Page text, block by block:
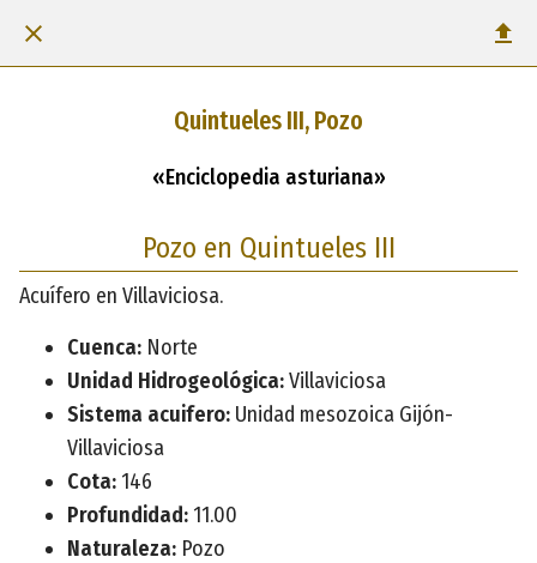
Quintueles III, Pozo
«Enciclopedia asturiana»
Pozo en Quintueles III
Acuífero en Villaviciosa.
Cuenca: Norte
Unidad Hidrogeológica:Villaviciosa
Sistema acuifero: Unidad mesozoica Gijón-
Villaviciosa
Cota: 146
Profundidad: 11.00
Naturaleza: Pozo